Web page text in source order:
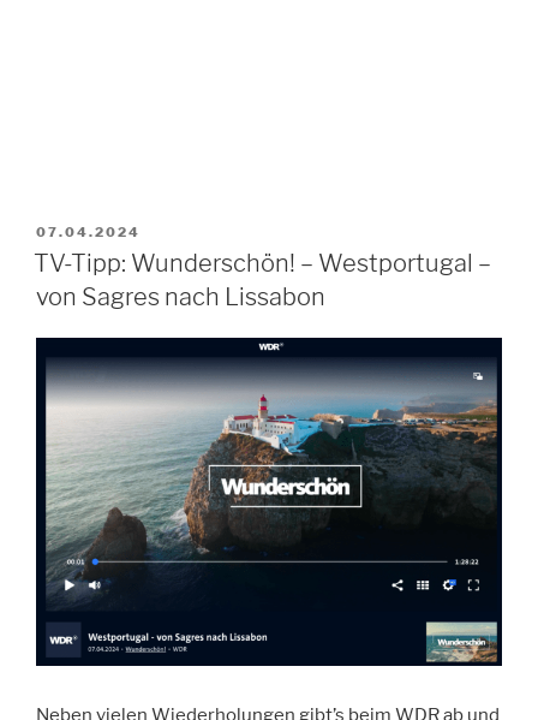
VERÖFFENTLICHT
AM
07.04.2024
TV-Tipp: Wunderschön! – Westportugal –
von Sagres nach Lissabon
Neben vielen Wiederholungen gibt’s beim WDR ab und